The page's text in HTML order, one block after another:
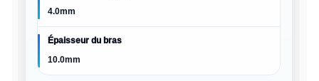
4.0mm
Épaisseur du bras
10.0mm